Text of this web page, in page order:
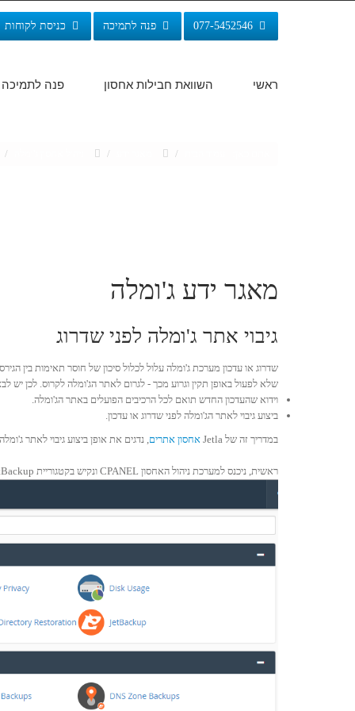
פנה לתמיכה כניסת לקוחות
ראשי השוואת חבילות אחסון פנה לתמיכה
/
/
/
מאגר ידע ג'ומלה
גיבוי אתר ג'ומלה לפני שדרוג
שדרוג או עדכון מערכת ג'ומלה עלול לכלול סיכון של חוסר תאימות בין
שלא לפעול באופן תקין וגרוע מכך - לגרום לאתר הג'ומלה לקרוס. לכן יש
וידוא שהעדכון החדש תואם לכל הרכיבים הפועלים באתר הג'ומלה.
ביצוע גיבוי לאתר הג'ומלה לפני שדרוג או עדכון.
במדריך זה של Jetla
אחסון אתרים, נדגים את אופן ביצוע גיבוי לאתר
ראשית, ניכנס למערכת ניהול האחסון CPANEL ונקיש בקטגוריית JetBackup, על אייקון Snapshots: